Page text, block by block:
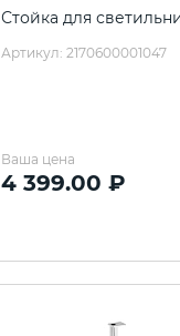
Стойка для
Артикул: 2170600001047
Ваша цена
4 399.00 ₽